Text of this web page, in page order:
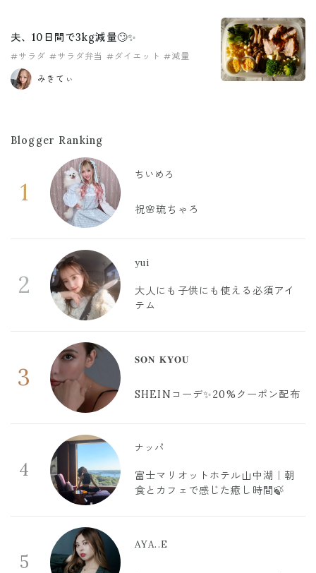
夫、10日間で3kg減量🙄✨️
#サラダ #サラダ弁当 #ダイエット #減量
みきてぃ
Blogger Ranking
1
ちいめろ
祝🌸琉ちゃろ
2
yui
大人にも子供にも使える必須アイ
テム
3
𝐒𝐎𝐍 𝐊𝐘𝐎𝐔
SHEINコーデ✨20%クーポン配布
4
ナッパ
富士マリオットホテル山中湖｜朝
食とカフェで感じた癒し時間🍃
5
AYA..E